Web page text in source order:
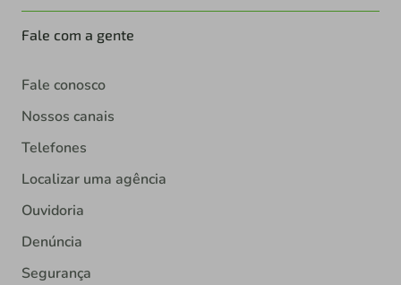
Fale com a gente
Fale conosco
Nossos canais
Telefones
Localizar uma agência
Ouvidoria
Denúncia
Segurança